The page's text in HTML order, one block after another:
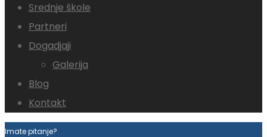
Srednje škole
Partneri
Dogadjaji
Galerija
Blog
Kontakt
Imate pitanje?